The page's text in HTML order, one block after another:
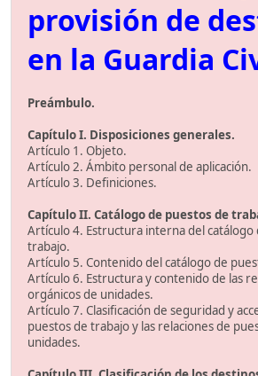
provisión de
en la Guardia
Preámbulo.
Capítulo I. Disposiciones generales.
Artículo 1. Objeto.
Artículo 2. Ámbito personal de aplicación.
Artículo 3. Definiciones.
Capítulo II. Catálogo de puestos de
Artículo 4. Estructura interna del catálogo
trabajo.
Artículo 5. Contenido del catálogo de
Artículo 6. Estructura y contenido de las
orgánicos de unidades.
Artículo 7. Clasificación de seguridad y
puestos de trabajo y las relaciones de
unidades.